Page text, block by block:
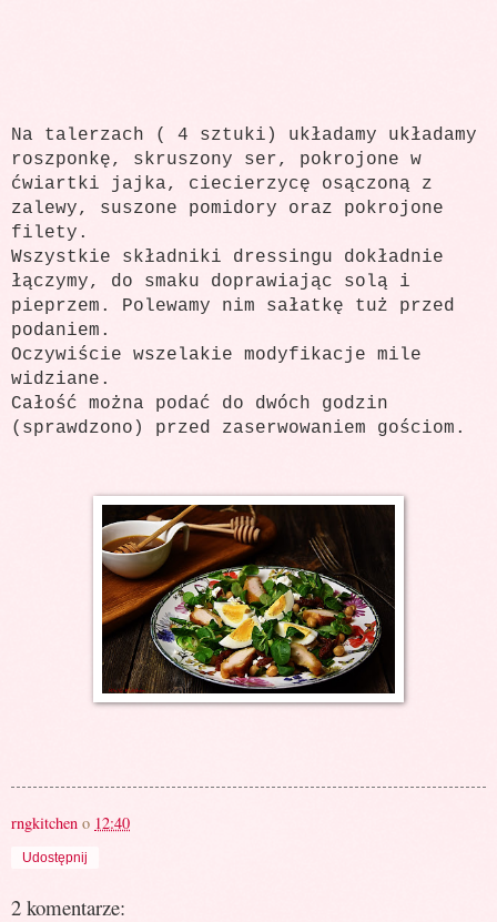
Na talerzach ( 4 sztuki) układamy układamy
roszponkę, skruszony ser, pokrojone w
ćwiartki jajka, ciecierzycę osączoną z
zalewy, suszone pomidory oraz pokrojone
filety.
Wszystkie składniki dressingu dokładnie
łączymy, do smaku doprawiając solą i
pieprzem. Polewamy nim sałatkę tuż przed
podaniem.
Oczywiście wszelakie modyfikacje mile
widziane.
Całość można podać do dwóch godzin
(sprawdzono) przed zaserwowaniem gościom.
rngkitchen o 12:40
Udostępnij
2 komentarze: